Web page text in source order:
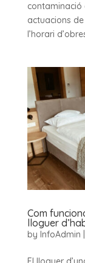
contaminació
actuacions
l’horari
Com
lloguer
by InfoAdmin